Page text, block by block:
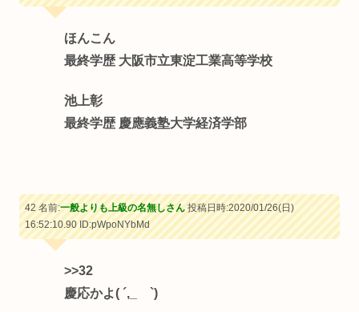
ほんこん
最終学歴 大阪市立東淀工業高等学校
池上彰
最終学歴 慶應義塾大学経済学部
42 名前:一般よりも上級の名無しさん投稿日時:2020/01/26(日)
16:52:10.90ID:pWpoNYbMd
>>32
慶応かよ( ´,_ゝ`)